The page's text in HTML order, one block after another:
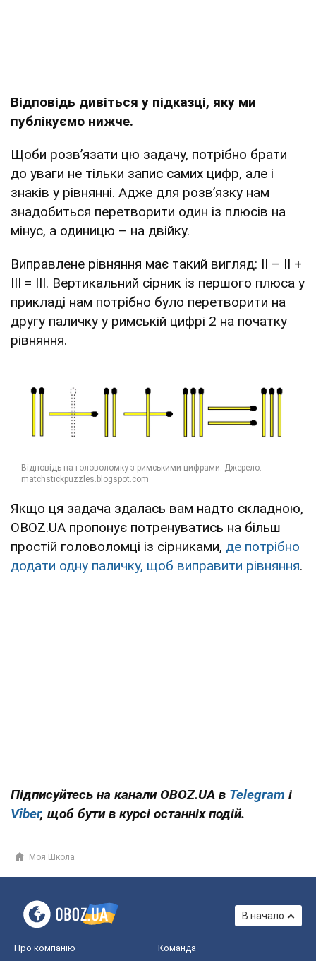
Відповідь дивіться у підказці, яку ми
публікуємо нижче.
Щоби розв’язати цю задачу, потрібно брати
до уваги не тільки запис самих цифр, але і
знаків у рівнянні. Адже для розв’язку нам
знадобиться перетворити один із плюсів на
мінус, а одиницю – на двійку.
Виправлене рівняння має такий вигляд: ІІ – ІІ +
ІІІ = ІІІ. Вертикальний сірник із першого плюса у
прикладі нам потрібно було перетворити на
другу паличку у римській цифрі 2 на початку
рівняння.
Якщо ця задача здалась вам надто складною,
OBOZ.UA пропонує потренуватись на більш
простій головоломці із сірниками, де потрібно
додати одну паличку, щоб виправити рівняння.
Підписуйтесь на канали OBOZ.UA в Telegram і
Viber, щоб бути в курсі останніх подій.
Моя Школа
В начало
Про компанію Команда